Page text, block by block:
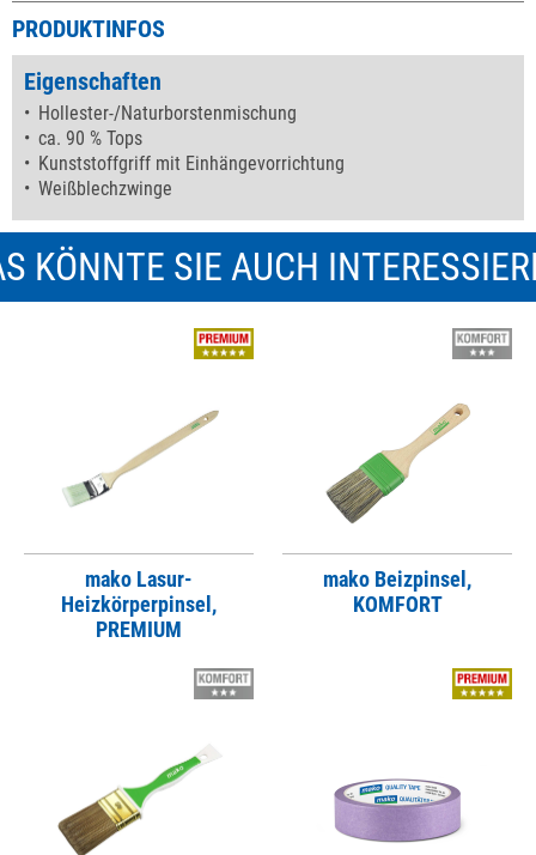
PRODUKTINFOS
Eigenschaften
Hollester-/Naturborstenmischung
ca. 90 % Tops
Kunststoffgriff mit Einhängevorrichtung
Weißblechzwinge
KÖNNTE SIE AUCH
mako Lasur-
Heizkörperpinsel,
PREMIUM
mako Beizpinsel,
KOMFORT